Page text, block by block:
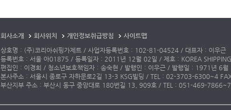
회사소개 회사위치 개인정보취급방침
사이트맵
상호명 : (주)코리아쉬핑가제트 / 사업자등록번호 : 102-81-04524 / 대표자 : 이우근
등록번호 : 서울 아01875 / 등록일자 : 2011년 12월 02일 / 제호 : KOREA SHIPPING
편집인 : 이경희 / 청소년보호책임자 : 송숙현 / 발행인 : 이우근 / 발행일 : 1971년 6월
본사주소 : 서울시 종로구 자하문로2길 13-3 KSG빌딩 / TEL : 02-3703-6300~4
부산지부 주소 : 부산시 동구 중앙대로 180번길 13, 909호 / TEL : 051-469-